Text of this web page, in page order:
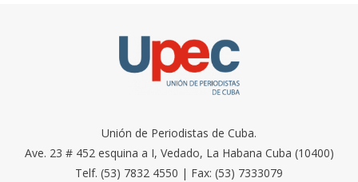
Unión de Periodistas de Cuba.
Ave. 23 # 452 esquina a I, Vedado, La Habana Cuba (10400)
Telf. (53) 7832 4550 | Fax: (53) 7333079